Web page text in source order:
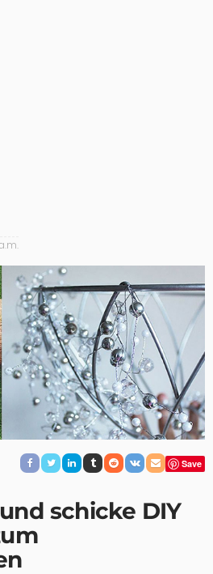
Save
schicke DIY